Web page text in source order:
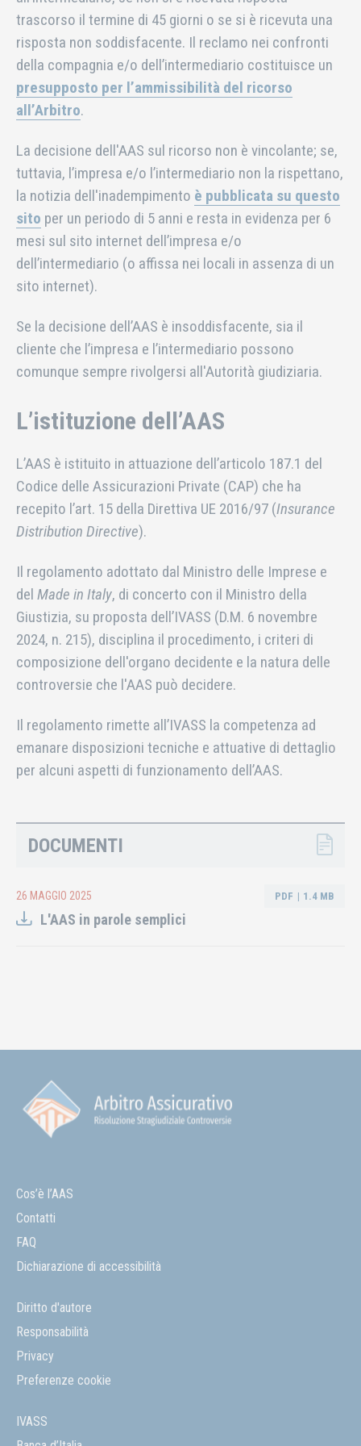
trascorso il termine di 45 giorni o se si è ricevuta una
risposta non soddisfacente. Il reclamo nei confronti
della compagnia e/o dell’intermediario costituisce un
presupposto per l’ammissibilità del ricorso
all’Arbitro.
La decisione dell'AAS sul ricorso non è vincolante; se,
tuttavia, l’impresa e/o l’intermediario non la rispettano,
la notizia dell'inadempimento è pubblicata su questo
sito per un periodo di 5 anni e resta in evidenza per 6
mesi sul sito internet dell’impresa e/o
dell’intermediario (o affissa nei locali in assenza di un
sito internet).
Se la decisione dell’AAS è insoddisfacente, sia il
cliente che l’impresa e l’intermediario possono
comunque sempre rivolgersi all'Autorità giudiziaria.
L’istituzione dell’AAS
L’AAS è istituito in attuazione dell’articolo 187.1 del
Codice delle Assicurazioni Private (CAP) che ha
recepito l’art. 15 della Direttiva UE 2016/97 (Insurance
Distribution Directive).
Il regolamento adottato dal Ministro delle Imprese e
del Made in Italy, di concerto con il Ministro della
Giustizia, su proposta dell’IVASS (D.M. 6 novembre
2024, n. 215), disciplina il procedimento, i criteri di
composizione dell'organo decidente e la natura delle
controversie che l'AAS può decidere.
Il regolamento rimette all’IVASS la competenza ad
emanare disposizioni tecniche e attuative di dettaglio
per alcuni aspetti di funzionamento dell’AAS.
DOCUMENTI
L'AAS in parole semplici
PDF 1.4 MB
26 MAGGIO 2025
Cos’è l’AAS
Contatti
FAQ
Dichiarazione di accessibilità
Diritto d'autore
Responsabilità
Privacy
Preferenze cookie
IVASS